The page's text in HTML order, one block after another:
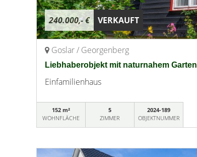
240.000,- € VERKAUFT
Goslar / Georgenberg
Liebhaberobjekt mit naturnahem Garten
Einfamilienhaus
152 m²
WOHNFLÄCHE
5
ZIMMER
2024-189
OBJEKTNUMMER